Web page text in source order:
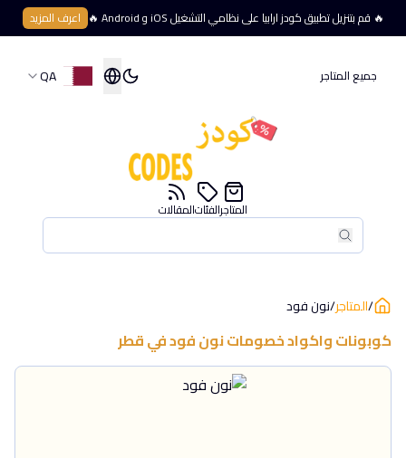
🔥 قم بتنزيل تطبيق كودز ارابيا على نظامي التشغيل iOS و Android 🔥 اعرف المزيد
جميع المتاجر QA
بحث
بحث
المتاجرالفئاتالمقالات
/المتاجر/نون فود
كوبونات واكواد خصوماتنون فودفيقطر